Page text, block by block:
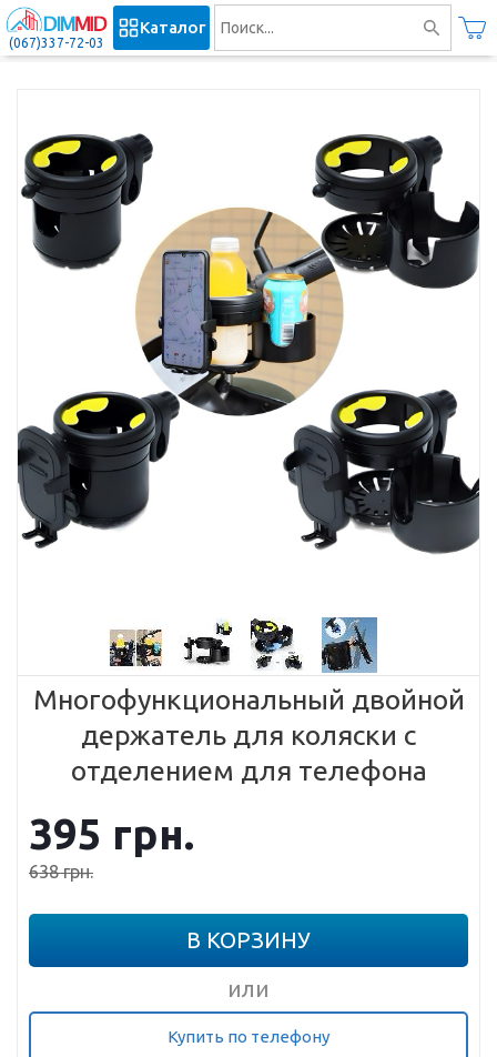
(067)337-72-03
Каталог
Многофункциональный двойной
держатель для коляски с
отделением для телефона
395 грн.
638грн.
В КОРЗИНУ
или
Купить по телефону